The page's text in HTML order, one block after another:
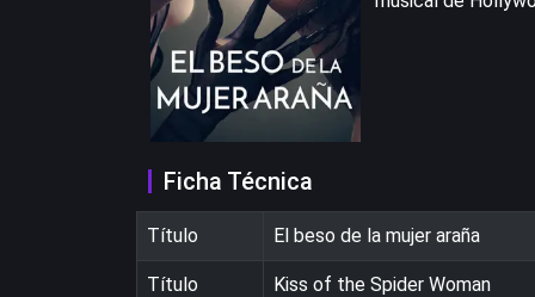
Ficha Técnica
Título El beso de la mujer araña
Título
Kiss of the Spider Woman